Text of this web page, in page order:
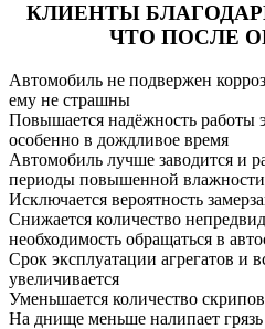
КЛИЕНТЫ
ЧТО ПОСЛЕ
Автомобиль не подвержен
ему не страшны
Повышается надёжность работы
особенно в дождливое время
Автомобиль лучше заводится и
периоды повышенной влажности
Исключается вероятность
Снижается количество
необходимость обращаться в
Срок эксплуатации агрегатов и
увеличивается
Уменьшается количество скрипов
На днище меньше налипает грязь